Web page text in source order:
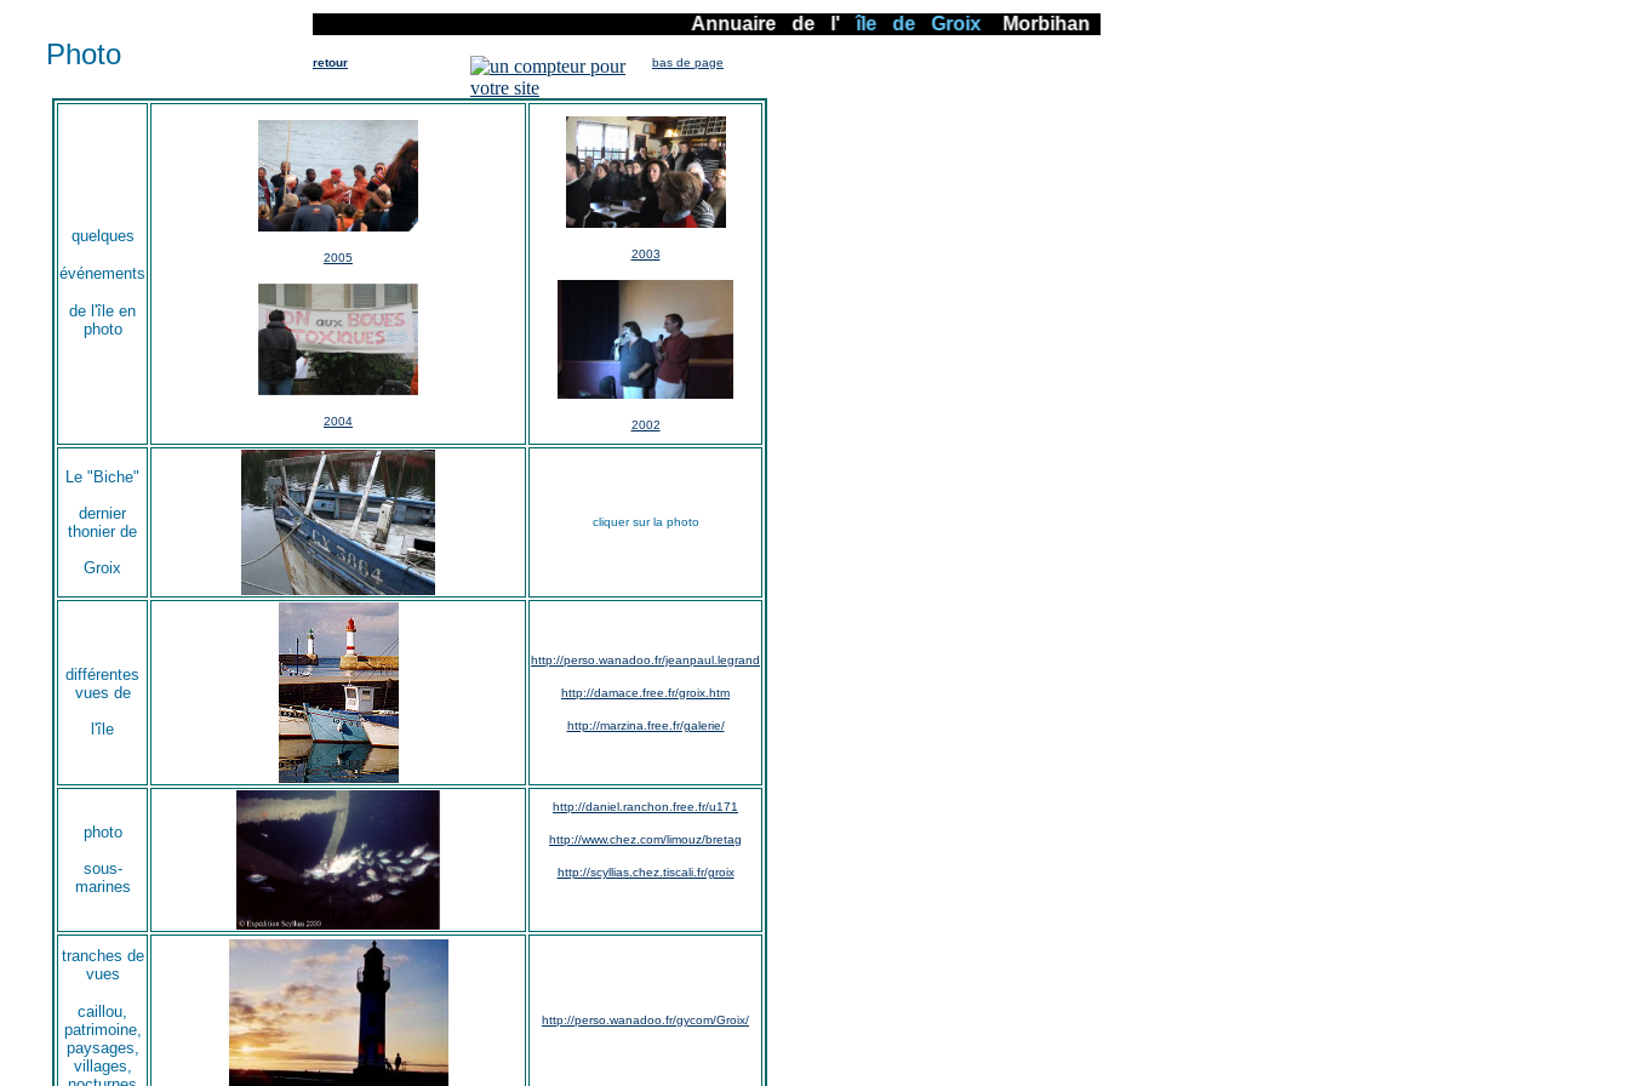
bas de page
Photo
Annuaire-de-l' île-de-Groix --Morbihan-Bretagne
retour
quelques
événements
de l'île en
photo
2005
2004
2003
2002
Le "Biche"
dernier
thonier de
Groix
cliquer sur la photo
différentes
vues de
l'île
http://perso.wanadoo.fr/jeanpaul.legrand
http://damace.free.fr/groix.htm
http://marzina.free.fr/galerie/
photo
sous-
marines
http://daniel.ranchon.free.fr/u171
http://www.chez.com/limouz/bretag
http://scyllias.chez.tiscali.fr/groix
tranches de
vues
caillou,
patrimoine,
paysages,
villages,
http://perso.wanadoo.fr/gycom/Groix/